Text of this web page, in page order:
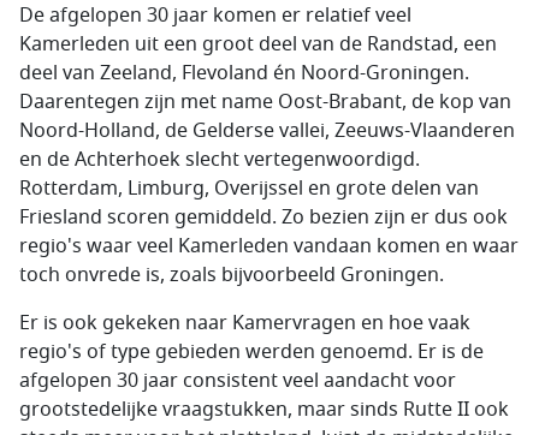
De afgelopen 30 jaar komen er relatief veel
Kamerleden uit een groot deel van de Randstad, een
deel van Zeeland, Flevoland én Noord-Groningen.
Daarentegen zijn met name Oost-Brabant, de kop van
Noord-Holland, de Gelderse vallei, Zeeuws-Vlaanderen
en de Achterhoek slecht vertegenwoordigd.
Rotterdam, Limburg, Overijssel en grote delen van
Friesland scoren gemiddeld. Zo bezien zijn er dus ook
regio's waar veel Kamerleden vandaan komen en waar
toch onvrede is, zoals bijvoorbeeld Groningen.
Er is ook gekeken naar Kamervragen en hoe vaak
regio's of type gebieden werden genoemd. Er is de
afgelopen 30 jaar consistent veel aandacht voor
grootstedelijke vraagstukken, maar sinds Rutte II ook